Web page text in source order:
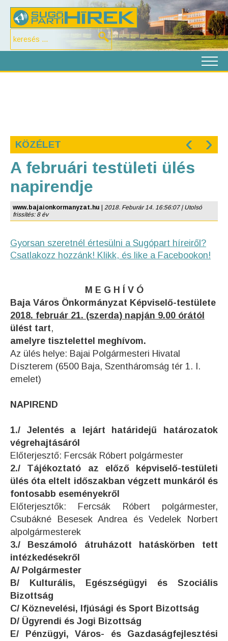
KÖZÉLET ‹ ›
A februári testületi ülés
napirendje
www.bajaionkormanyzat.hu
2018. Feburár 14. 16:56:07 | Utolsó
frissítés: 8 év
Gyorsan szeretnél értesülni a Sugópart híreiről?
Csatlakozz hozzánk! Klikk, és like a Facebookon!
M E G H Í V Ó
Baja Város Önkormányzat Képviselő-testülete
2018. február 21. (szerda) napján 9.00 órától
ülést tart,
amelyre tisztelettel meghívom.
Az ülés helye: Bajai Polgármesteri Hivatal
Díszterem (6500 Baja, Szentháromság tér 1. I.
emelet)
NAPIREND
1./ Jelentés a lejárt határidejű határozatok
végrehajtásáról
Előterjesztő: Fercsák Róbert polgármester
2./ Tájékoztató az előző képviselő-testületi
ülés óta eltelt időszakban végzett munkáról és
fontosabb eseményekről
Előterjesztők: Fercsák Róbert polgármester,
Csubákné Besesek Andrea és Vedelek Norbert
alpolgármesterek
3./ Beszámoló átruházott hatáskörben tett
intézkedésekről
A/ Polgármester
B/ Kulturális, Egészségügyi és Szociális
Bizottság
C/ Köznevelési, Ifjúsági és Sport Bizottság
D/ Ügyrendi és Jogi Bizottság
E/ Pénzügyi, Város- és Gazdaságfejlesztési